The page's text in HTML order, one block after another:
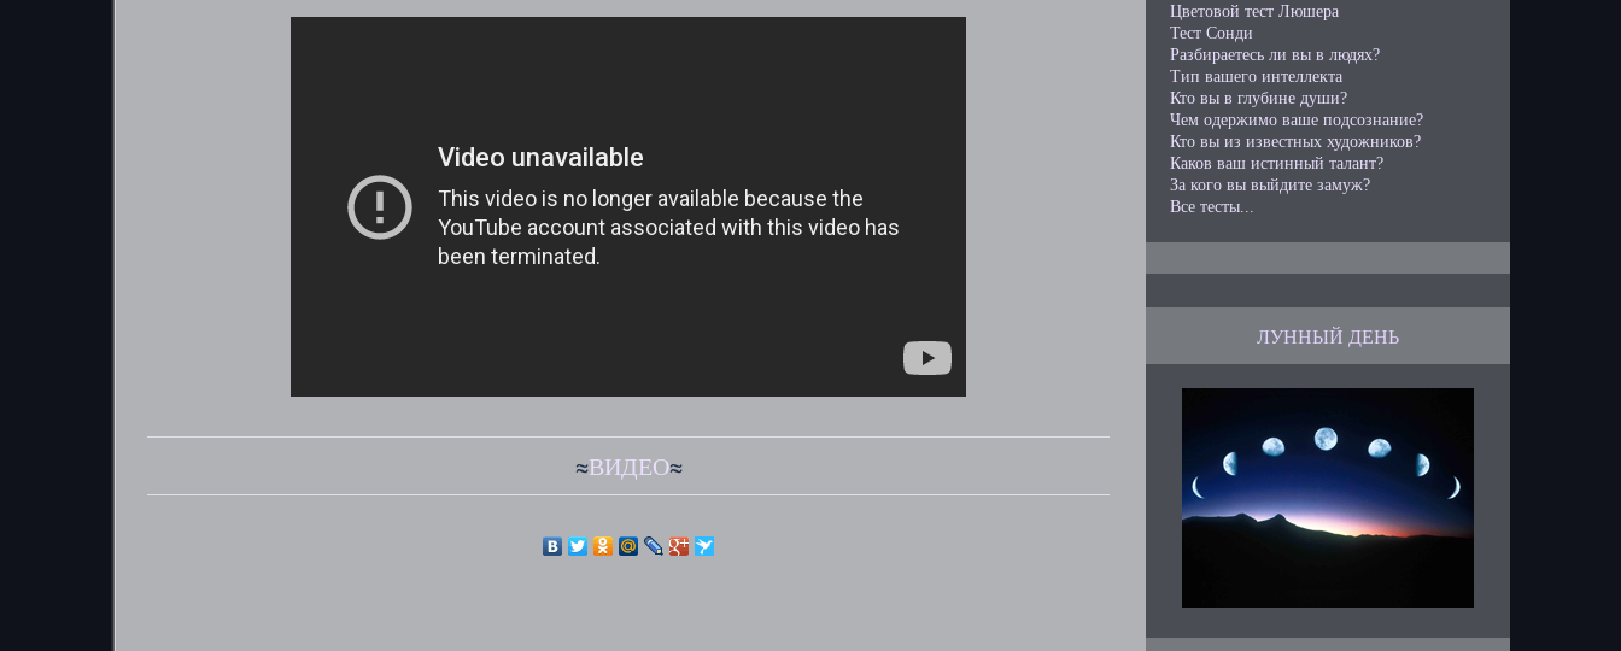
≈ВИДЕО≈
Цветовой тест Люшера
Тест Сонди
Разбираетесь ли вы в людях?
Тип вашего интеллекта
Кто вы в глубине души?
Чем одержимо ваше подсознание?
Кто вы из известных художников?
Каков ваш истинный талант?
За кого вы выйдите замуж?
Все тесты...
ЛУННЫЙ ДЕНЬ